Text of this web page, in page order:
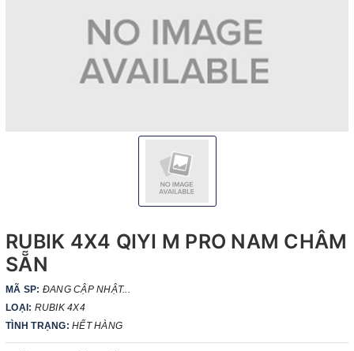
RUBIK 4X4 QIYI M PRO NAM CHÂM
SẴN
MÃ SP: ĐANG CẬP NHẬT...
LOẠI: RUBIK 4X4
TÌNH TRẠNG: HẾT HÀNG